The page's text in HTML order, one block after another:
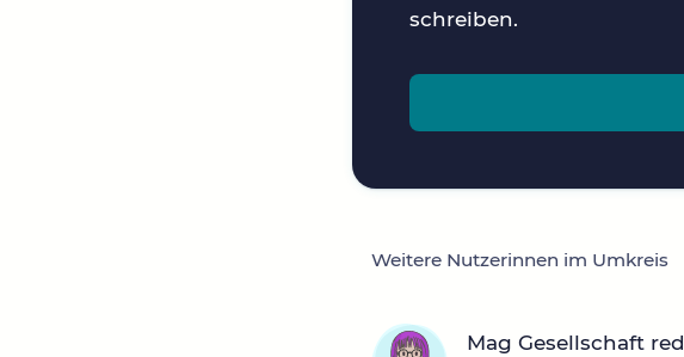
schreiben.
Weitere Nutzerinnen im Umkreis
Mag Gesellschaft